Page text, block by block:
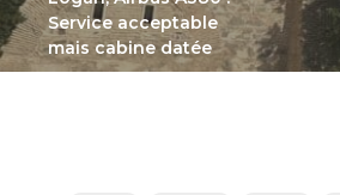
Service acceptable
mais cabine datée